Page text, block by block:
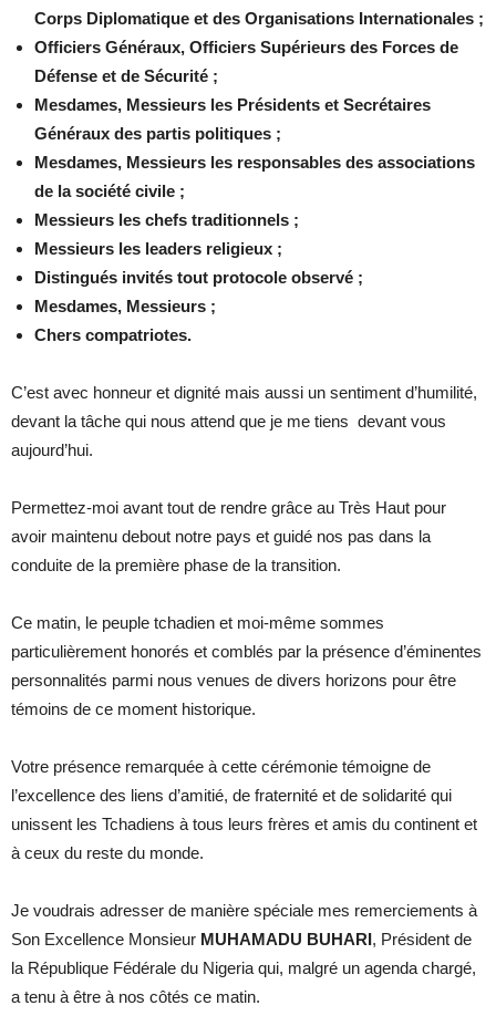
Corps Diplomatique et des Organisations Internationales ;
Officiers Généraux, Officiers Supérieurs des Forces de
Défense et de Sécurité ;
Mesdames, Messieurs les Présidents et Secrétaires
Généraux des partis politiques ;
Mesdames, Messieurs les responsables des associations
de la société civile ;
Messieurs les chefs traditionnels ;
Messieurs les leaders religieux ;
Distingués invités tout protocole observé ;
Mesdames, Messieurs ;
Chers compatriotes.
C’est avec honneur et dignité mais aussi un sentiment d’humilité,
devant la tâche qui nous attend que je me tiens devant vous
aujourd’hui.
Permettez-moi avant tout de rendre grâce au Très Haut pour
avoir maintenu debout notre pays et guidé nos pas dans la
conduite de la première phase de la transition.
Ce matin, le peuple tchadien et moi-même sommes
particulièrement honorés et comblés par la présence d’éminentes
personnalités parmi nous venues de divers horizons pour être
témoins de ce moment historique.
Votre présence remarquée à cette cérémonie témoigne de
l’excellence des liens d’amitié, de fraternité et de solidarité qui
unissent les Tchadiens à tous leurs frères et amis du continent et
à ceux du reste du monde.
Je voudrais adresser de manière spéciale mes remerciements à
Son Excellence Monsieur MUHAMADU BUHARI, Président de
la République Fédérale du Nigeria qui, malgré un agenda chargé,
a tenu à être à nos côtés ce matin.